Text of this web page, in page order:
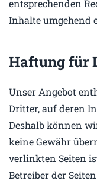
entsprechenden
Inhalte umgehend
Haftung für
Unser Angebot
Dritter, auf deren
Deshalb können
keine Gewähr
verlinkten Seiten
Betreiber der